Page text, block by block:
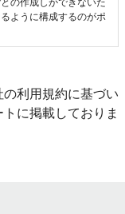
の作成しかできないた
ように構成するのがポ
利用規約に基づい
に掲載しておりま